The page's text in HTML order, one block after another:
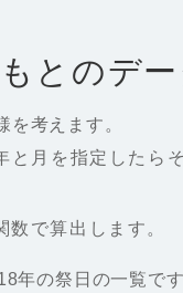
とのデー
を考えます。
と月を指定したら
で算出します。
年の祭日の一覧で